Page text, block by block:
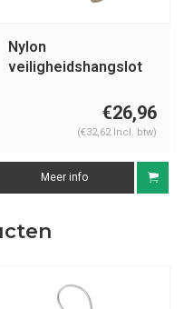
Nylon
veiligheidshangslot
€26,96
(€32,62 Incl. btw)
Meer info